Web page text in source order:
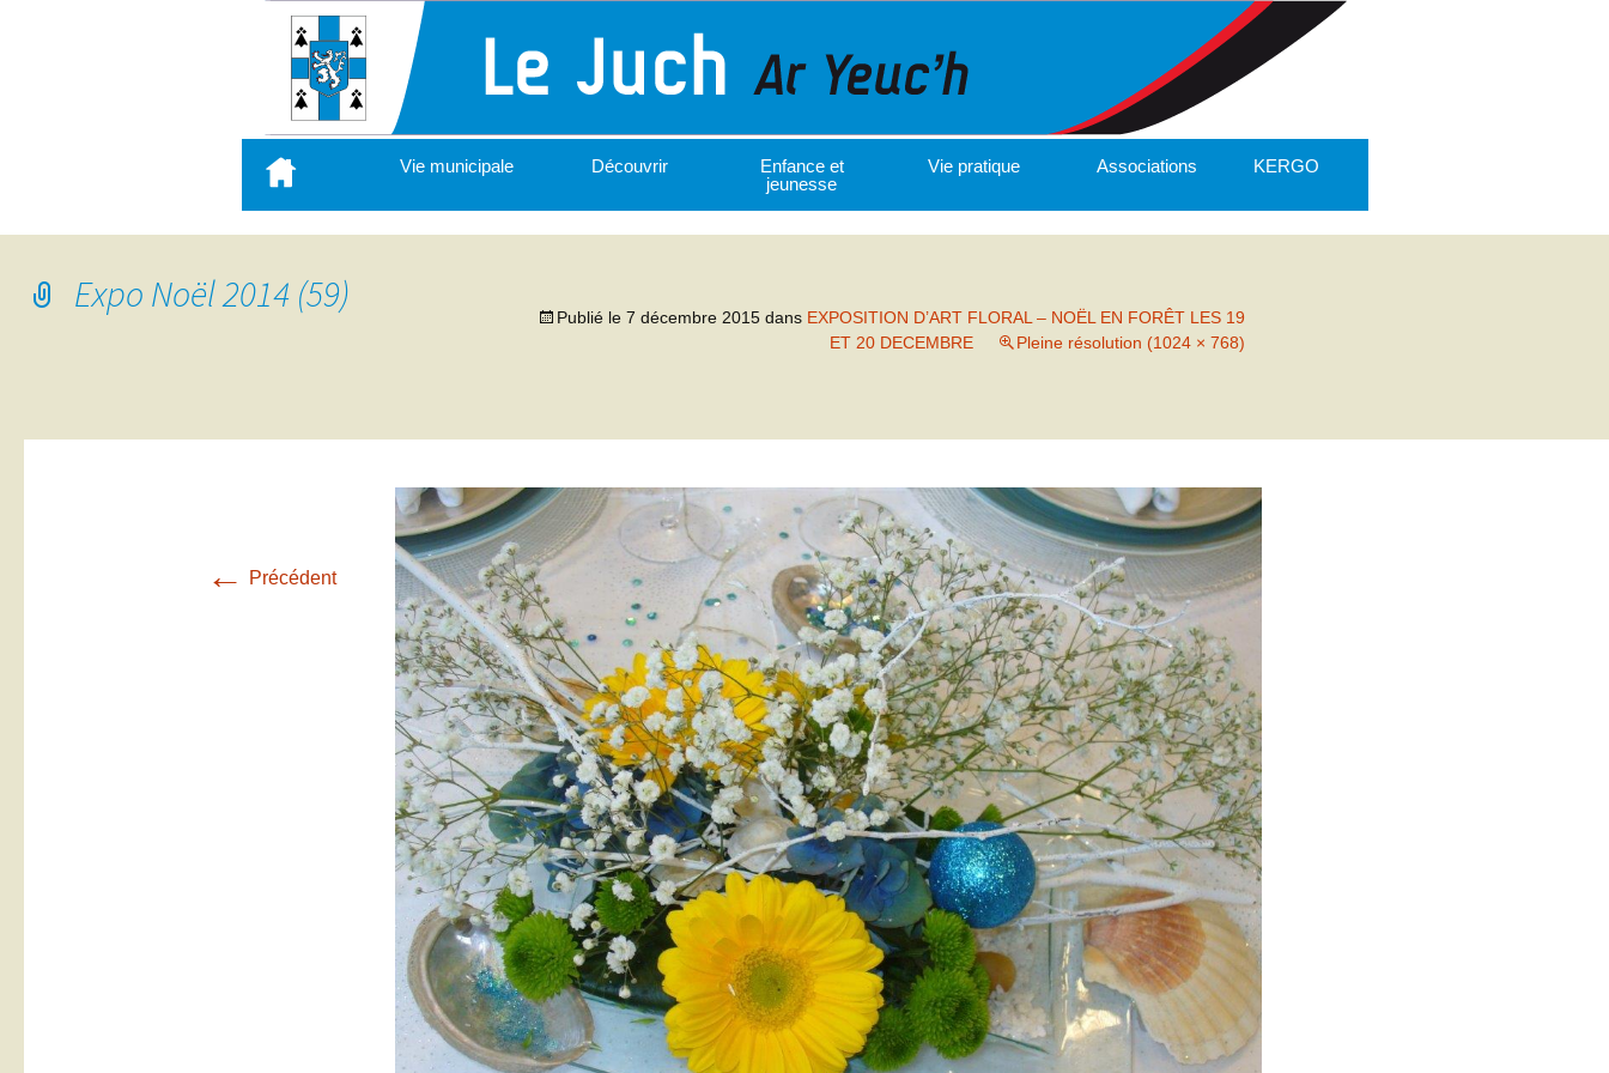
contenu
principal
Vie municipale Découvrir
Enfance et
jeunesse
Vie pratique Associations KERGO
Expo Noël 2014 (59)
Publié le 7 décembre 2015 dans EXPOSITION D’ART FLORAL – NOËL EN FORÊT LES 19
ET 20 DECEMBRE
Pleine résolution (1024 × 768)
← Précédent